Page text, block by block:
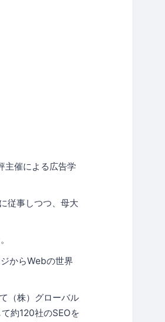
主催による広告学
従事しつつ、母大
からWebの世界
（株）グローバル
約120社のSEOを